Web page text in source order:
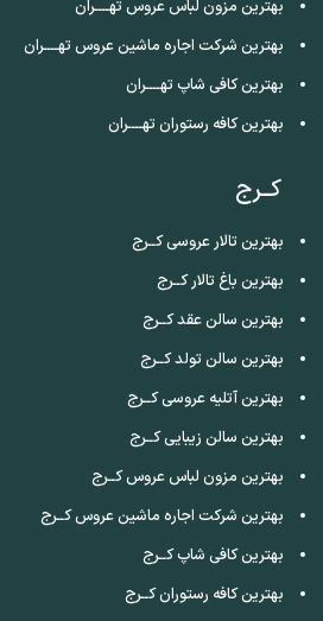
بهترین مزون لباس عروس تهــــران
بهترین شرکت اجاره ماشین عروس تهــــران
بهترین کافی شاپ تهــــران
بهترین کافه رستوران تهــــران
کــرج
بهترین تالار عروسی کــرج
بهترین باغ تالار کــرج
بهترین سالن عقد کــرج
بهترین سالن تولد کــرج
بهترین آتلیه عروسی کــرج
بهترین سالن زیبایی کــرج
بهترین مزون لباس عروس کــرج
بهترین شرکت اجاره ماشین عروس کــرج
بهترین کافی شاپ کــرج
بهترین کافه رستوران کــرج